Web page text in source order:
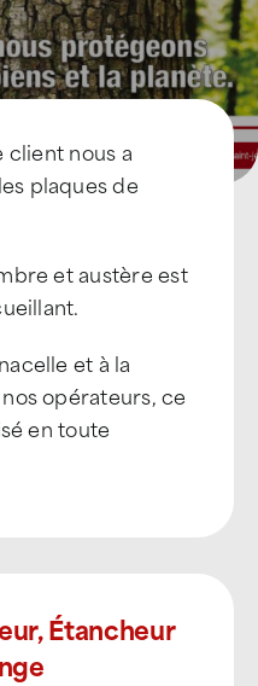
client nous a
plaques de
et austère est
et à la
opérateurs, ce
en toute
Étancheur